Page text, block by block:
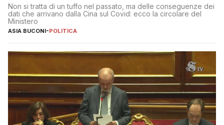
Non si tratta di un tuffo nel passato, ma delle conseguenze dei
dati che arrivano dalla Cina sul Covid: ecco la circolare del
Ministero
ASIA BUCONI-POLITICA